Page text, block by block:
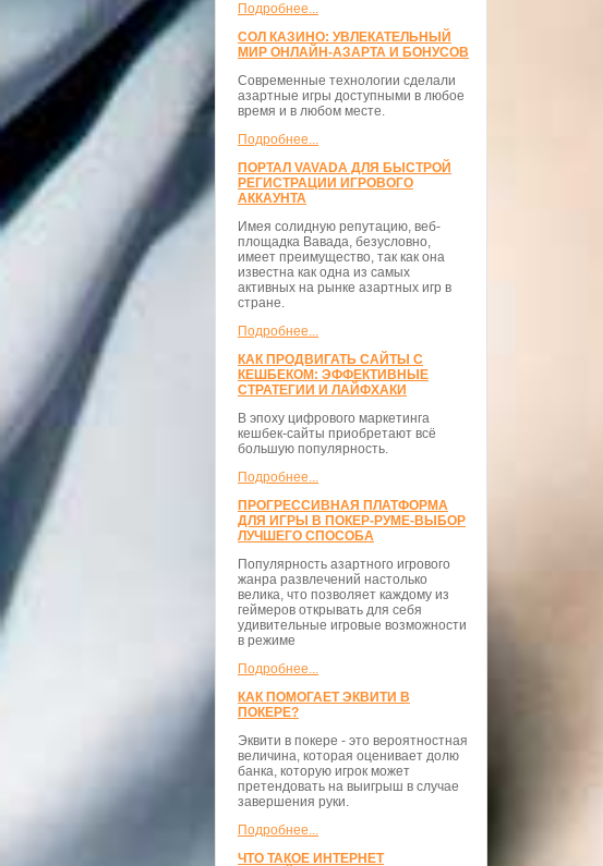
Подробнее...
СОЛ КАЗИНО: УВЛЕКАТЕЛЬНЫЙ
МИР ОНЛАЙН-АЗАРТА И БОНУСОВ
Современные технологии сделали
азартные игры доступными в любое
время и в любом месте.
Подробнее...
ПОРТАЛ VAVADA ДЛЯ БЫСТРОЙ
РЕГИСТРАЦИИ ИГРОВОГО
АККАУНТА
Имея солидную репутацию, веб-
площадка Вавада, безусловно,
имеет преимущество, так как она
известна как одна из самых
активных на рынке азартных игр в
стране.
Подробнее...
КАК ПРОДВИГАТЬ САЙТЫ С
КЕШБЕКОМ: ЭФФЕКТИВНЫЕ
СТРАТЕГИИ И ЛАЙФХАКИ
В эпоху цифрового маркетинга
кешбек-сайты приобретают всё
большую популярность.
Подробнее...
ПРОГРЕССИВНАЯ ПЛАТФОРМА
ДЛЯ ИГРЫ В ПОКЕР-РУМЕ-ВЫБОР
ЛУЧШЕГО СПОСОБА
Популярность азартного игрового
жанра развлечений настолько
велика, что позволяет каждому из
геймеров открывать для себя
удивительные игровые возможности
в режиме
Подробнее...
КАК ПОМОГАЕТ ЭКВИТИ В
ПОКЕРЕ?
Эквити в покере - это вероятностная
величина, которая оценивает долю
банка, которую игрок может
претендовать на выигрыш в случае
завершения руки.
Подробнее...
ЧТО ТАКОЕ ИНТЕРНЕТ